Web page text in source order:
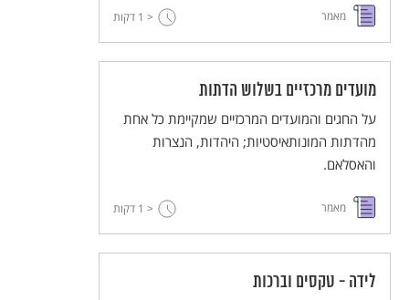
התשובה כמה שלבים: הודאה בחטאים ופירוטם,
הבעת חרטה והבטחה שלא לחטוא עוד, וביצוע
מאמר < 1 דקות
מועדים מרכזיים בשלוש הדתות
על החגים והמועדים המרכזיים שמקיימת כל אחת
מהדתות המונותאיסטיות; היהדות, הנצרות
והאסלאם.
מאמר < 1 דקות
לידה - טקסים וברכות